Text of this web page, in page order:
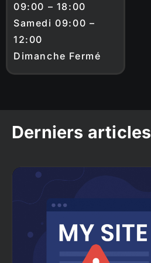
09:00 – 18:00
Samedi 09:00 –
12:00
Dimanche Fermé
Derniers articles